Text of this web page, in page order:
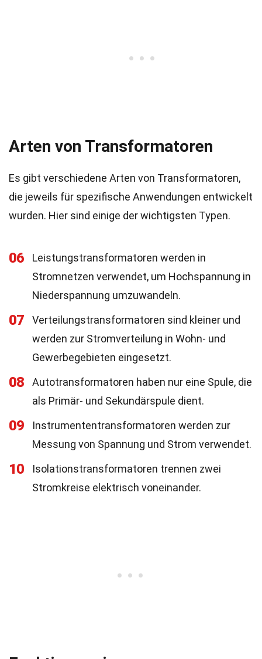
Arten von Transformatoren
Es gibt verschiedene Arten von Transformatoren,
die jeweils für spezifische Anwendungen entwickelt
wurden. Hier sind einige der wichtigsten Typen.
06
Leistungstransformatoren werden in
Stromnetzen verwendet, um Hochspannung in
Niederspannung umzuwandeln.
07
Verteilungstransformatoren sind kleiner und
werden zur Stromverteilung in Wohn- und
Gewerbegebieten eingesetzt.
08
Autotransformatoren haben nur eine Spule, die
als Primär- und Sekundärspule dient.
09
Instrumententransformatoren werden zur
Messung von Spannung und Strom verwendet.
10
Isolationstransformatoren trennen zwei
Stromkreise elektrisch voneinander.